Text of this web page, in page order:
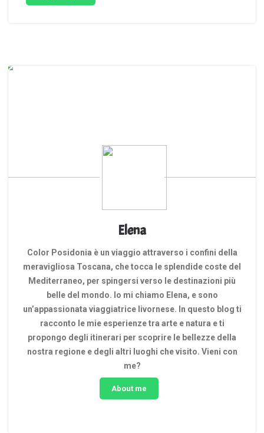
sfaccettature. Non potevo, dunque, far passare
Elena
Color Posidonia è un viaggio attraverso i confini della
meravigliosa Toscana, che tocca le splendide coste del
Mediterraneo, per spingersi verso le destinazioni più
belle del mondo. Io mi chiamo Elena, e sono
un’appassionata viaggiatrice livornese. In questo blog ti
racconto le mie esperienze tra arte e natura e ti
propongo degli itinerari per scoprire le bellezze della
nostra regione e degli altri luoghi che visito. Vieni con
me?
About me